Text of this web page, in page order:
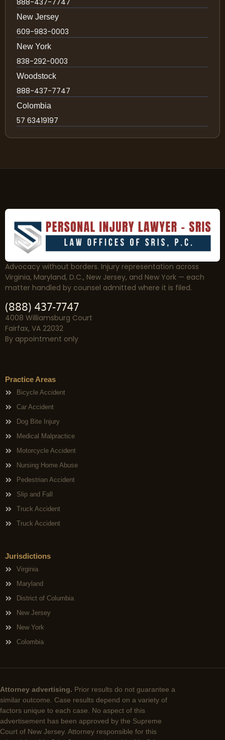
New Jersey
609-983-0003
New York
838-292-0003
Woodstock
888-437-7747
Colombia
57 63419197
Advocacy without borders. Injury representation across
Virginia, Maryland, D.C., New Jersey, and New York — each
matter handled by counsel admitted where it is filed.
(888) 437-7747
4008 Williamsburg Court
Fairfax, VA 22032
By appointment only
Practice Areas
Bicycle Accident
Car Accident
Dog Bite Injury
Medical Malpractice
Motorcycle Accident
Nursing Home Abuse
Pedestrian Accident
Slip and Fall
Truck Accident
Truck Accident
Jurisdictions
Virginia
Maryland
District of Columbia
New Jersey
New York
Colombia
Attorney advertising. Prior results do not guarantee a
similar outcome. Case results depend on a variety of
factors unique to each case. No aspect of this
advertisement has been approved by the Supreme
Court of New Jersey. Attorney responsible for this